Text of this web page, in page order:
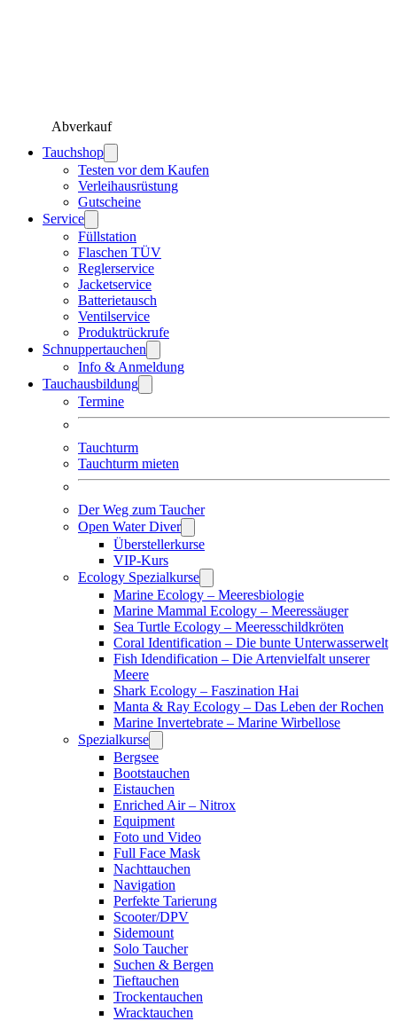
Abverkauf
Tauchshop
Testen vor dem Kaufen
Verleihausrüstung
Gutscheine
Service
Füllstation
Flaschen TÜV
Reglerservice
Jacketservice
Batterietausch
Ventilservice
Produktrückrufe
Schnuppertauchen
Info & Anmeldung
Tauchausbildung
Termine
Tauchturm
Tauchturm mieten
Der Weg zum Taucher
Open Water Diver
Überstellerkurse
VIP-Kurs
Ecology Spezialkurse
Marine Ecology – Meeresbiologie
Marine Mammal Ecology – Meeressäuger
Sea Turtle Ecology – Meeresschildkröten
Coral Identification – Die bunte Unterwasserwelt
Fish Idendification – Die Artenvielfalt unserer
Meere
Shark Ecology – Faszination Hai
Manta & Ray Ecology – Das Leben der Rochen
Marine Invertebrate – Marine Wirbellose
Spezialkurse
Bergsee
Bootstauchen
Eistauchen
Enriched Air – Nitrox
Equipment
Foto und Video
Full Face Mask
Nachttauchen
Navigation
Perfekte Tarierung
Scooter/DPV
Sidemount
Solo Taucher
Suchen & Bergen
Tieftauchen
Trockentauchen
Wracktauchen